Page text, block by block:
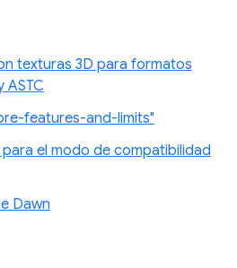
texturas 3D para formatos
ASTC
features-and-limits"
el modo de compatibilidad
Dawn